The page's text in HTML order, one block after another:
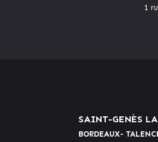
1
SAINT-GENÈS
BORDEAUX-